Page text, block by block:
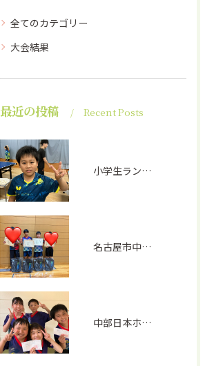
全てのカテゴリー
大会結果
最近の投稿 Recent Posts
小学生ランキング戦①
名古屋市中学生選手権(男子)
中部日本ホープス、カブ予選